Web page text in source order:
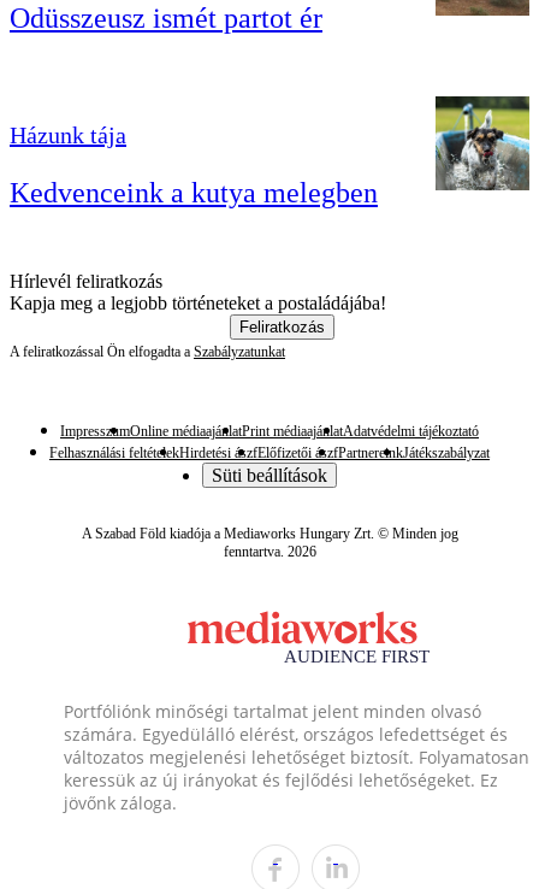
Odüsszeusz ismét partot ér
Házunk tája
Kedvenceink a kutya melegben
Hírlevél feliratkozás
Kapja meg a legjobb történeteket a postaládájába!
Feliratkozás
A feliratkozással Ön elfogadta a Szabályzatunkat
ImpresszumOnline médiaajánlatPrint médiaajánlatAdatvédelmi tájékoztató
Felhasználási feltételekHirdetési ászfElőfizetői ászfPartnereinkJátékszabályzat
Süti beállítások
A Szabad Föld kiadója a Mediaworks Hungary Zrt. © Minden jog
fenntartva. 2026
Portfóliónk minőségi tartalmat jelent minden olvasó
számára. Egyedülálló elérést, országos lefedettséget és
változatos megjelenési lehetőséget biztosít. Folyamatosan
keressük az új irányokat és fejlődési lehetőségeket. Ez
jövőnk záloga.